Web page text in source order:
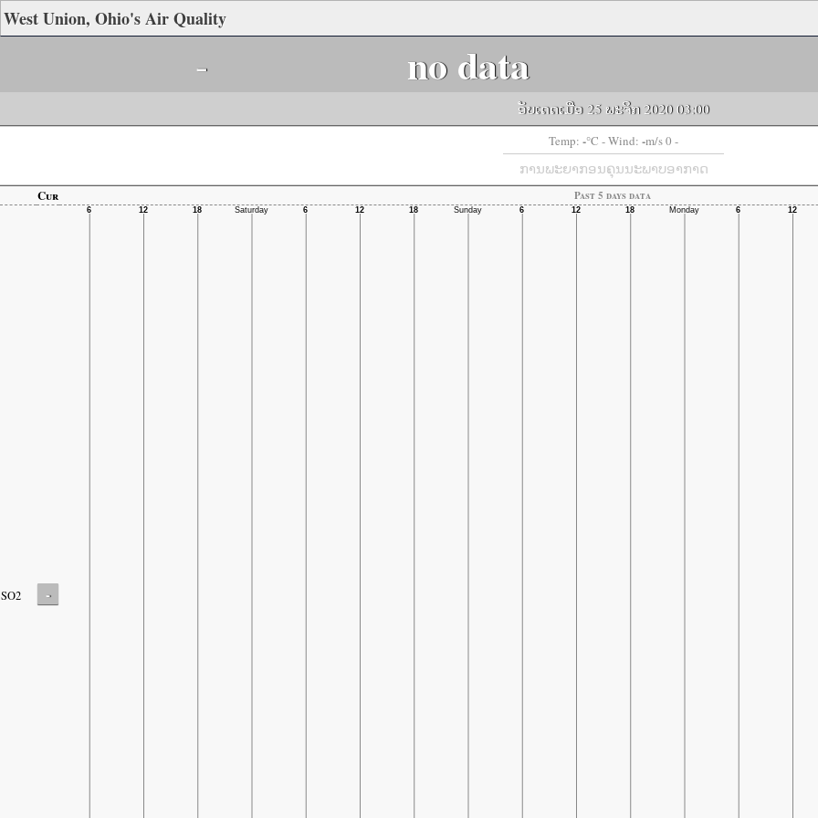
West Union, Ohio's Air Quality
- no data
ອັບເດດເມື່ອ 25 ພະຈິກ 2020 03:00
Temp: -°C - Wind: -m/s 0 -
ການພະຍາກອນຄຸນນະພາບອາກາດ
Cur Past 5 days data
SO2 -